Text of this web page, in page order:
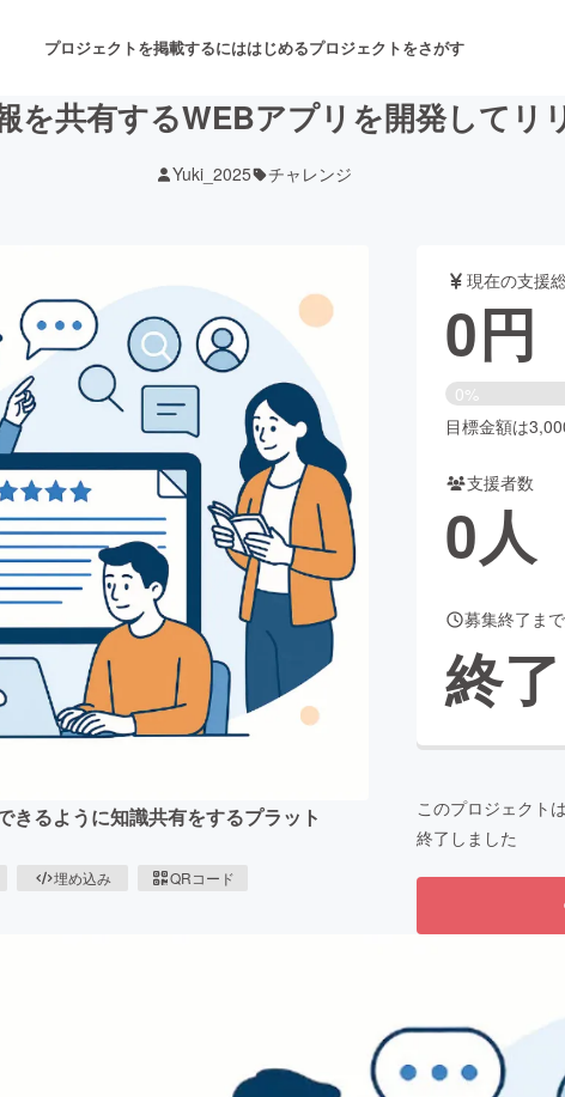
プロジェクトを掲載するにははじめるプロジェクトをさがす
音楽 舞台・パフォーマンス
ゲーム・サービス開発
書籍・雑誌出版
チャレンジ ビューティー・ヘルスケア
CAMPFIRE for Social Good
CAMPFIRE Creation
CAMPFIREふるさと納税
machi-yaコミュニティ
を共有するWEBアプリを開発してリ
Yuki_2025 チャレンジ
きるように知識共有をするプラット
埋め込み QRコード
現在の支援
0円
0%
目標金額は
支援者数
0人
募集終了ま
終了
このプロジェクトは
終了しました